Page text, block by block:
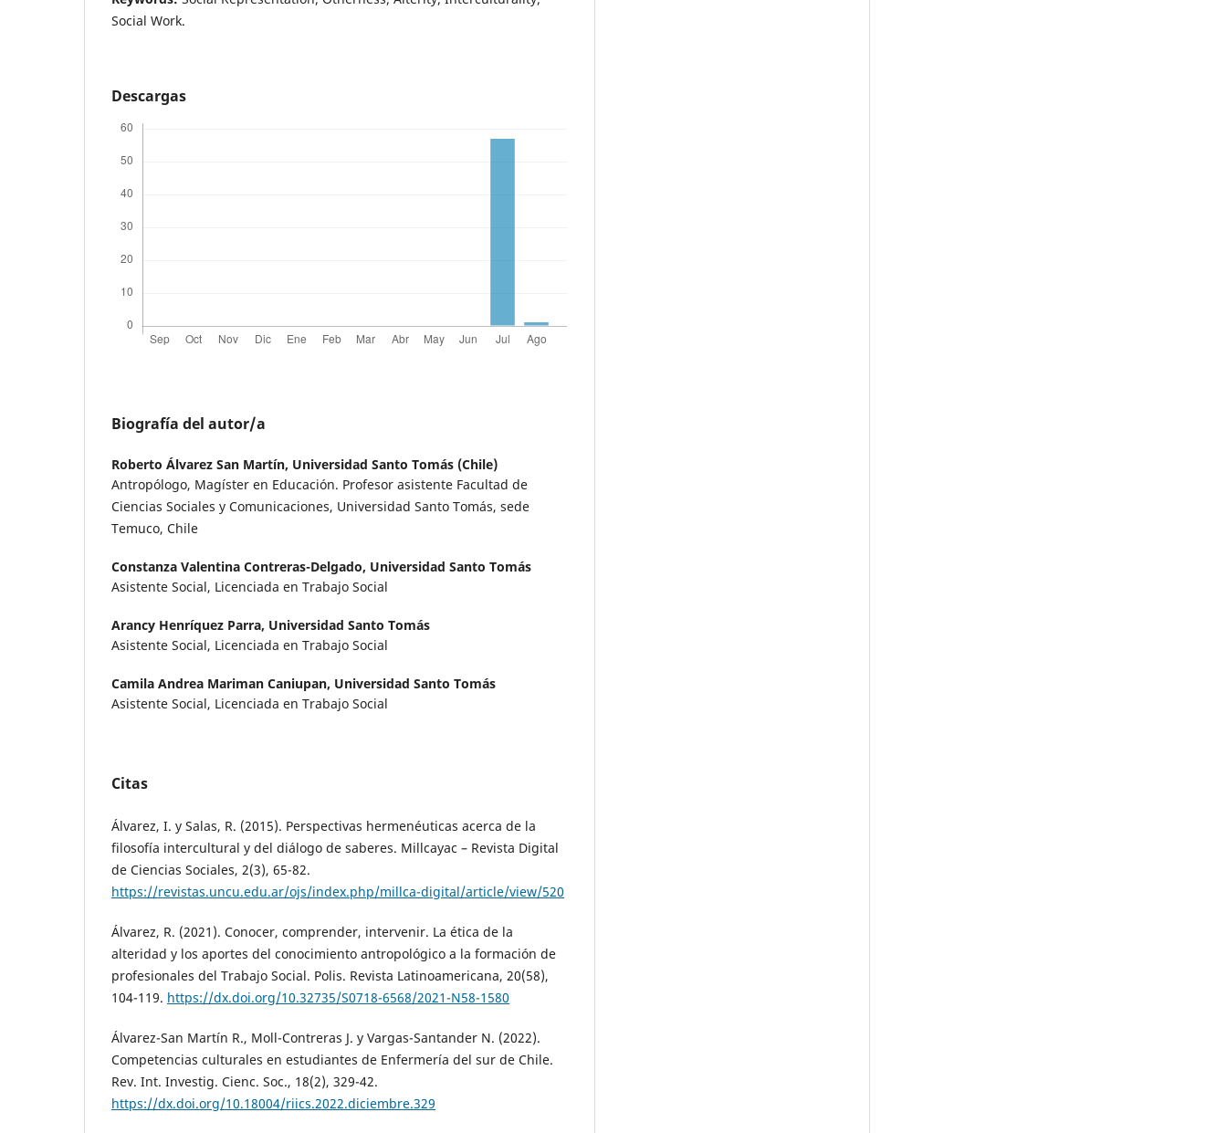
Social Work.
Descargas
Biografía del autor/a
Roberto Álvarez San Martí­n, Universidad Santo Tomás (Chile)
Antropólogo, Magíster en Educación. Profesor asistente Facultad de
Ciencias Sociales y Comunicaciones, Universidad Santo Tomás, sede
Temuco, Chile
Constanza Valentina Contreras-Delgado, Universidad Santo Tomás
Asistente Social, Licenciada en Trabajo Social
Arancy Henríquez Parra, Universidad Santo Tomás
Asistente Social, Licenciada en Trabajo Social
Camila Andrea Mariman Caniupan, Universidad Santo Tomás
Asistente Social, Licenciada en Trabajo Social
Citas
Álvarez, I. y Salas, R. (2015). Perspectivas hermenéuticas acerca de la
filosofía intercultural y del diálogo de saberes. Millcayac – Revista Digital
de Ciencias Sociales, 2(3), 65-82.
https://revistas.uncu.edu.ar/ojs/index.php/millca-digital/article/view/520
Álvarez, R. (2021). Conocer, comprender, intervenir. La ética de la
alteridad y los aportes del conocimiento antropológico a la formación de
profesionales del Trabajo Social. Polis. Revista Latinoamericana, 20(58),
104-119. https://dx.doi.org/10.32735/S0718-6568/2021-N58-1580
Álvarez-San Martín R., Moll-Contreras J. y Vargas-Santander N. (2022).
Competencias culturales en estudiantes de Enfermería del sur de Chile.
Rev. Int. Investig. Cienc. Soc., 18(2), 329-42.
https://dx.doi.org/10.18004/riics.2022.diciembre.329